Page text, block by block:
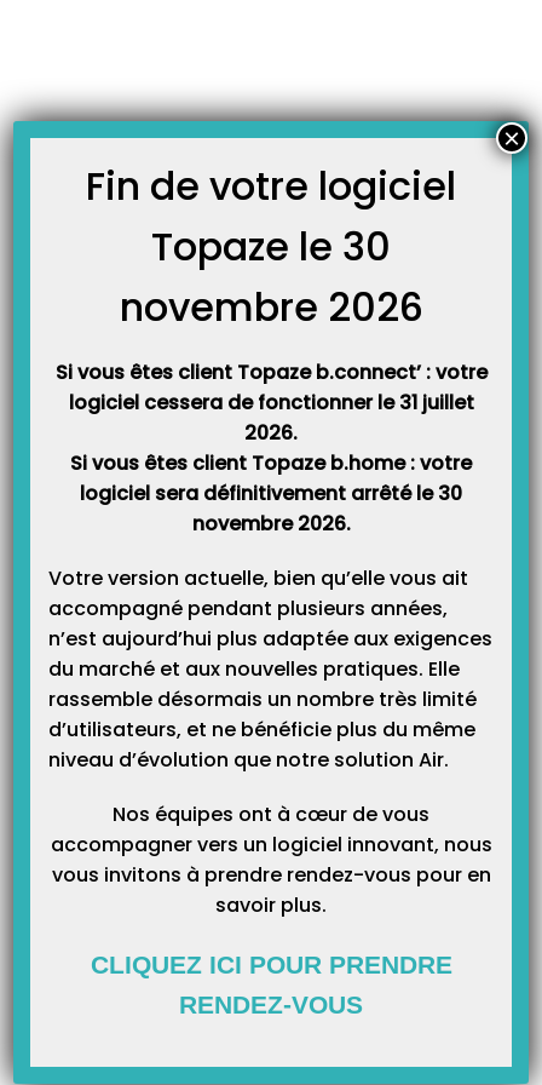
Erreur 8 en facturation d’accident du travail
L’erreur 8 « pas de FSE AT pour ce bénéficiaire » apparaît lorsque le
patient n’est pas de type assuré.
En effet si c’est un enfant ou un(e) conjoint(e) alors il est impossible
de facturer en accident du travail.
Veuillez modifier l’ordonnance ou passer en mode papier.
Erreur 14 coefficient de l’acte
trop grand en facturation
Erreur 41 en facturation d’un AT
(contexte tiers payant est
obligatoire )
Articles Liés
Conseils pour vos achats de matériel informatique.
Fin de votre logiciel
Topaze le 30
novembre 2026
Si vous êtes client Topaze b.connect’ : votre
logiciel cessera de fonctionner le 31 juillet
2026.
Si vous êtes client Topaze b.home : votre
logiciel sera définitivement arrêté le 30
novembre 2026.
Votre version actuelle, bien qu’elle vous ait
accompagné pendant plusieurs années,
n’est aujourd’hui plus adaptée aux exigences
du marché et aux nouvelles pratiques. Elle
rassemble désormais un nombre très limité
d’utilisateurs, et ne bénéficie plus du même
niveau d’évolution que notre solution Air.
Nos équipes ont à cœur de vous
accompagner vers un logiciel innovant, nous
vous invitons à prendre rendez-vous pour en
savoir plus.
CLIQUEZ ICI POUR PRENDRE
RENDEZ-VOUS
×